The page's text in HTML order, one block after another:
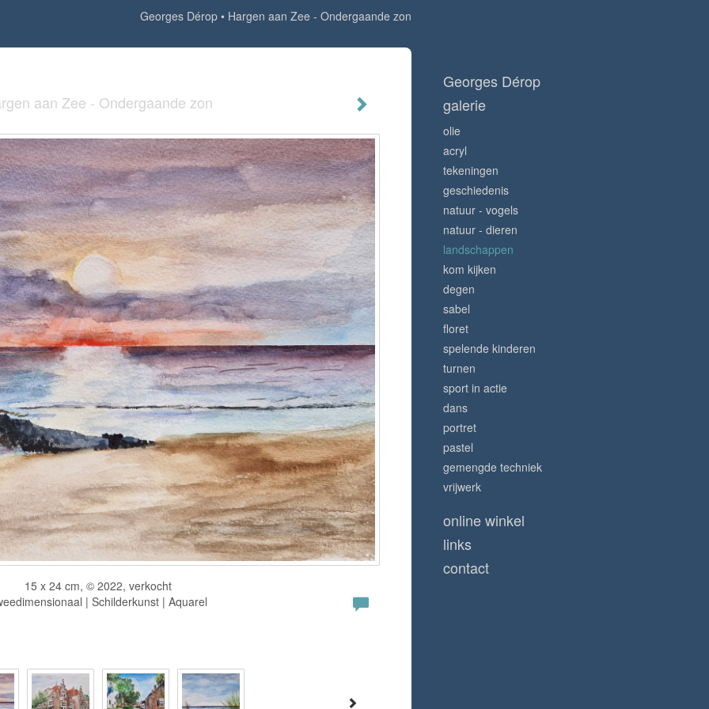
Georges Dérop Hargen aan Zee - Ondergaande zon
aan Zee - Ondergaande zon
15 x 24 cm, © 2022, verkocht
| Schilderkunst | Aquarel
Georges Dérop
galerie
olie
acryl
tekeningen
geschiedenis
natuur - vogels
natuur - dieren
landschappen
kom kijken
degen
sabel
floret
spelende kinderen
turnen
sport in actie
dans
portret
pastel
gemengde techniek
vrijwerk
online winkel
links
contact